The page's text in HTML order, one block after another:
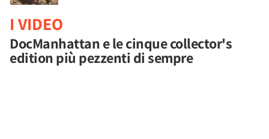
I VIDEO
DocManhattan e le cinque collector's
edition più pezzenti di sempre